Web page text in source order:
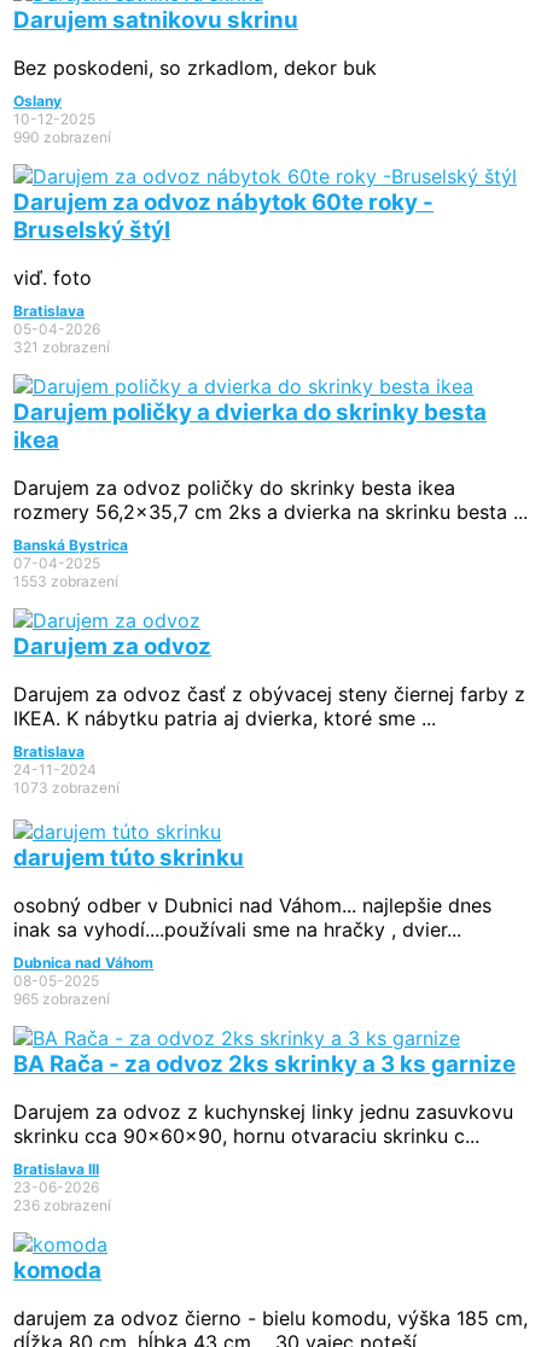
Darujem satnikovu skrinu
Bez poskodeni, so zrkadlom, dekor buk
Oslany
10-12-2025
990 zobrazení
Darujem za odvoz nábytok 60te roky -
Bruselský štýl
viď. foto
Bratislava
05-04-2026
321 zobrazení
Darujem poličky a dvierka do skrinky besta
ikea
Darujem za odvoz poličky do skrinky besta ikea
rozmery 56,2x35,7 cm 2ks a dvierka na skrinku besta ...
Banská Bystrica
07-04-2025
1553 zobrazení
Darujem za odvoz
Darujem za odvoz časť z obývacej steny čiernej farby z
IKEA. K nábytku patria aj dvierka, ktoré sme ...
Bratislava
24-11-2024
1073 zobrazení
darujem túto skrinku
osobný odber v Dubnici nad Váhom... najlepšie dnes
inak sa vyhodí....používali sme na hračky , dvier...
Dubnica nad Váhom
08-05-2025
965 zobrazení
BA Rača - za odvoz 2ks skrinky a 3 ks garnize
Darujem za odvoz z kuchynskej linky jednu zasuvkovu
skrinku cca 90x60x90, hornu otvaraciu skrinku c...
Bratislava III
23-06-2026
236 zobrazení
komoda
darujem za odvoz čierno - bielu komodu, výška 185 cm,